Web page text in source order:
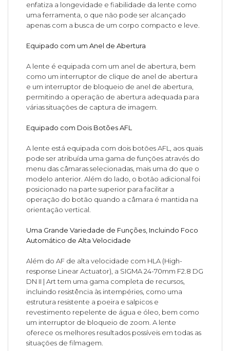
enfatiza a longevidade e fiabilidade da lente como
uma ferramenta, o que não pode ser alcançado
apenas com a busca de um corpo compacto e leve.
Equipado com um Anel de Abertura
A lente é equipada com um anel de abertura, bem
como um interruptor de clique de anel de abertura
e um interruptor de bloqueio de anel de abertura,
permitindo a operação de abertura adequada para
várias situações de captura de imagem.
Equipado com Dois Botões AFL
A lente está equipada com dois botões AFL, aos quais
pode ser atribuída uma gama de funções através do
menu das câmaras selecionadas, mais uma do que o
modelo anterior. Além do lado, o botão adicional foi
posicionado na parte superior para facilitar a
operação do botão quando a câmara é mantida na
orientação vertical.
Uma Grande Variedade de Funções, Incluindo Foco
Automático de Alta Velocidade
Além do AF de alta velocidade com HLA (High-
response Linear Actuator), a SIGMA 24-70mm F2.8 DG
DN II | Art tem uma gama completa de recursos,
incluindo resistência às intempéries, como uma
estrutura resistente a poeira e salpicos e
revestimento repelente de água e óleo, bem como
um interruptor de bloqueio de zoom. A lente
oferece os melhores resultados possíveis em todas as
situações de filmagem.